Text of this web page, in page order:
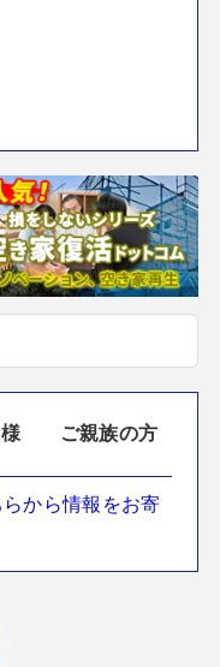
様 ご親族の方
から情報をお寄